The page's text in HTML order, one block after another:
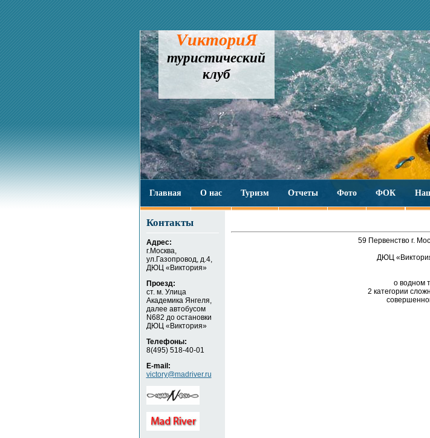
VикториЯ
туристический
клуб
Главная О нас Туризм Отчеты Фото ФОК
Контакты
Адрес:
г.Москва,
ул.Газопровод, д.4,
ДЮЦ «Виктория»
Проезд:
ст. м. Улица
Академика Янгеля,
далее автобусом
N682 до остановки
ДЮЦ «Виктория»
Телефоны:
8(495) 518-40-01
E-mail:
victory@madriver.ru
59 Первенство г.
ДЮЦ
о водном
2 категории